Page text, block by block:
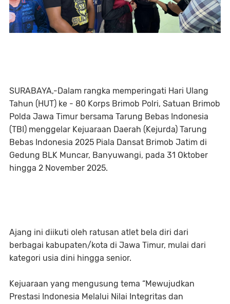
SURABAYA,-Dalam rangka memperingati Hari Ulang
Tahun (HUT) ke - 80 Korps Brimob Polri, Satuan Brimob
Polda Jawa Timur bersama Tarung Bebas Indonesia
(TBI) menggelar Kejuaraan Daerah (Kejurda) Tarung
Bebas Indonesia 2025 Piala Dansat Brimob Jatim di
Gedung BLK Muncar, Banyuwangi, pada 31 Oktober
hingga 2 November 2025.
Ajang ini diikuti oleh ratusan atlet bela diri dari
berbagai kabupaten/kota di Jawa Timur, mulai dari
kategori usia dini hingga senior.
Kejuaraan yang mengusung tema “Mewujudkan
Prestasi Indonesia Melalui Nilai Integritas dan